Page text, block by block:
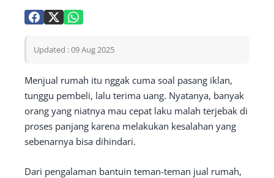
Updated : 09 Aug 2025
Menjual rumah itu nggak cuma soal pasang iklan,
tunggu pembeli, lalu terima uang. Nyatanya, banyak
orang yang niatnya mau cepat laku malah terjebak di
proses panjang karena melakukan kesalahan yang
sebenarnya bisa dihindari.
Dari pengalaman bantuin teman-teman jual rumah,